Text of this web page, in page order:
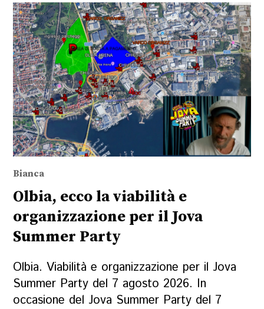
Bianca
Olbia, ecco la viabilità e
organizzazione per il Jova
Summer Party
Olbia. Viabilità e organizzazione per il Jova
Summer Party del 7 agosto 2026. In
occasione del Jova Summer Party del 7